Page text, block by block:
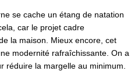
se cache un étang de natation
car le projet cadre
la maison. Mieux encore, cet
modernité rafraîchissante. On a
réduire la margelle au minimum.